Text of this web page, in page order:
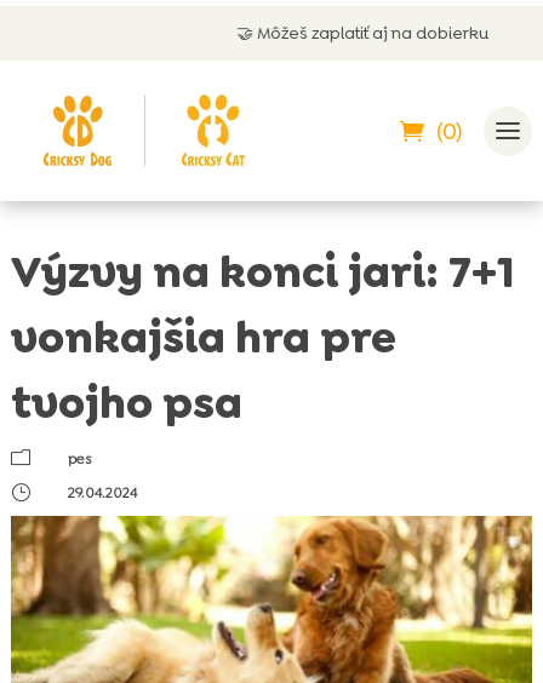
🤝 Môžeš zaplatiť aj na dobierku
(0)
Výzvy na konci jari: 7+1
vonkajšia hra pre
tvojho psa
m
pes
}
29.04.2024